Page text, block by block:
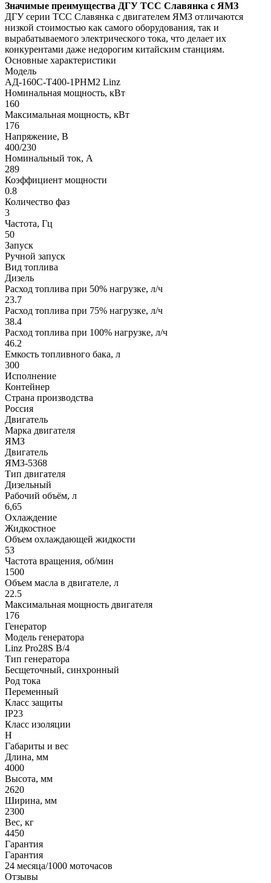
Значимые преимущества ДГУ ТСС Славянка с ЯМЗ
ДГУ серии ТСС Славянка с двигателем ЯМЗ отличаются
низкой стоимостью как самого оборудования, так и
вырабатываемого электрического тока, что делает их
конкурентами даже недорогим китайским станциям.
Основные характеристики
Модель
АД-160С-Т400-1РНМ2 Linz
Номинальная мощность, кВт
160
Максимальная мощность, кВт
176
Напряжение, В
400/230
Номинальный ток, А
289
Коэффициент мощности
0.8
Количество фаз
3
Частота, Гц
50
Запуск
Ручной запуск
Вид топлива
Дизель
Расход топлива при 50% нагрузке, л/ч
23.7
Расход топлива при 75% нагрузке, л/ч
38.4
Расход топлива при 100% нагрузке, л/ч
46.2
Емкость топливного бака, л
300
Исполнение
Контейнер
Страна производства
Россия
Двигатель
Марка двигателя
ЯМЗ
Двигатель
ЯМЗ-5368
Тип двигателя
Дизельный
Рабочий объём, л
6,65
Охлаждение
Жидкостное
Объем охлаждающей жидкости
53
Частота вращения, об/мин
1500
Объем масла в двигателе, л
22.5
Максимальная мощность двигателя
176
Генератор
Модель генератора
Linz Pro28S B/4
Тип генератора
Бесщеточный, синхронный
Род тока
Переменный
Класс защиты
IP23
Класс изоляции
Н
Габариты и вес
Длина, мм
4000
Высота, мм
2620
Ширина, мм
2300
Вес, кг
4450
Гарантия
Гарантия
24 месяца/1000 моточасов
Отзывы